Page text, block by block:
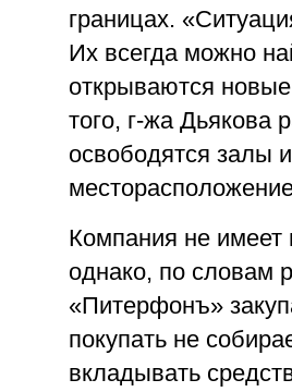
границах.
Их всегда можно
открываются
того, г-жа Дьякова
освободятся залы
Компания не имеет
однако, по словам
«Питерфонъ»
покупать не
вкладывать